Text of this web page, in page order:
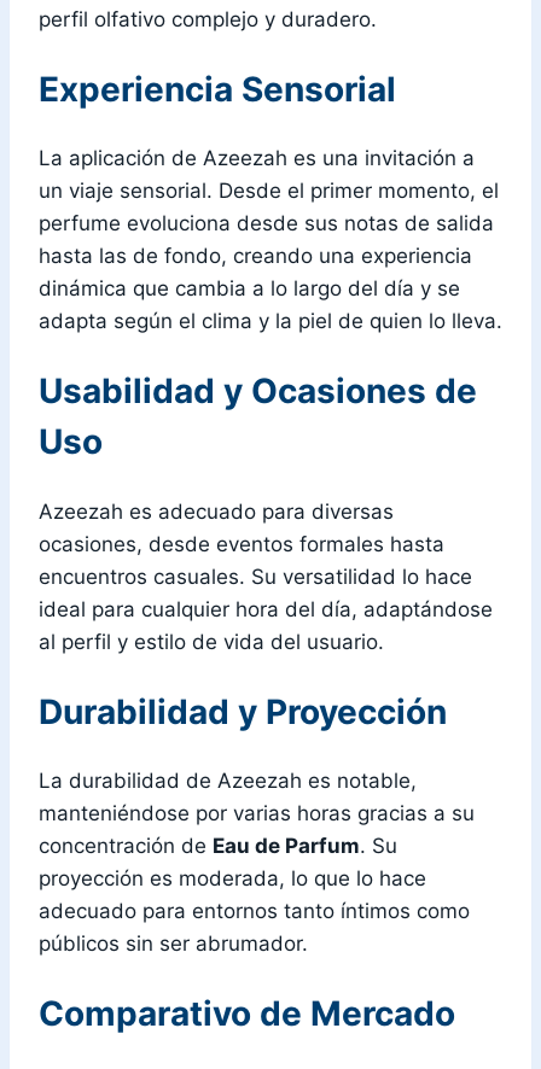
perfil olfativo complejo y duradero.
Experiencia Sensorial
La aplicación de Azeezah es una invitación a
un viaje sensorial. Desde el primer momento, el
perfume evoluciona desde sus notas de salida
hasta las de fondo, creando una experiencia
dinámica que cambia a lo largo del día y se
adapta según el clima y la piel de quien lo lleva.
Usabilidad y Ocasiones de
Uso
Azeezah es adecuado para diversas
ocasiones, desde eventos formales hasta
encuentros casuales. Su versatilidad lo hace
ideal para cualquier hora del día, adaptándose
al perfil y estilo de vida del usuario.
Durabilidad y Proyección
La durabilidad de Azeezah es notable,
manteniéndose por varias horas gracias a su
concentración de Eau de Parfum. Su
proyección es moderada, lo que lo hace
adecuado para entornos tanto íntimos como
públicos sin ser abrumador.
Comparativo de Mercado